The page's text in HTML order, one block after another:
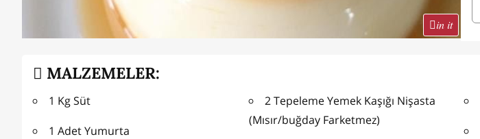
in it
MALZEMELER:
1 Kg Süt
1 Adet Yumurta
2 Tepeleme Yemek Kaşığı Nişasta
(Mısır/buğday Farketmez)